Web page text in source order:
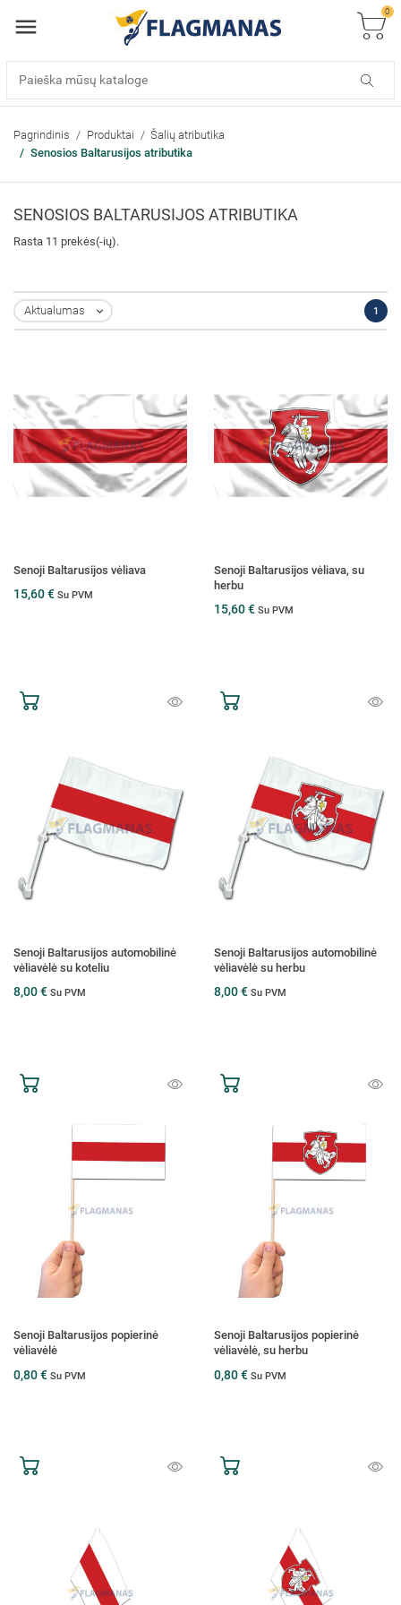
0
Pagrindinis Produktai
Šalių atributika
Senosios Baltarusijos atributika
SENOSIOS BALTARUSIJOS ATRIBUTIKA
Rasta 11 prekės(-ių).
Aktualumas  1
Senoji Baltarusijos vėliava
15,60 € Su PVM
Senoji Baltarusijos vėliava, su
herbu
15,60 € Su PVM
Senoji Baltarusijos automobilinė
vėliavėlė su koteliu
8,00 € Su PVM
Senoji Baltarusijos automobilinė
vėliavėlė su herbu
8,00 € Su PVM
Senoji Baltarusijos popierinė
vėliavėlė
0,80 € Su PVM
Senoji Baltarusijos popierinė
vėliavėlė, su herbu
0,80 € Su PVM